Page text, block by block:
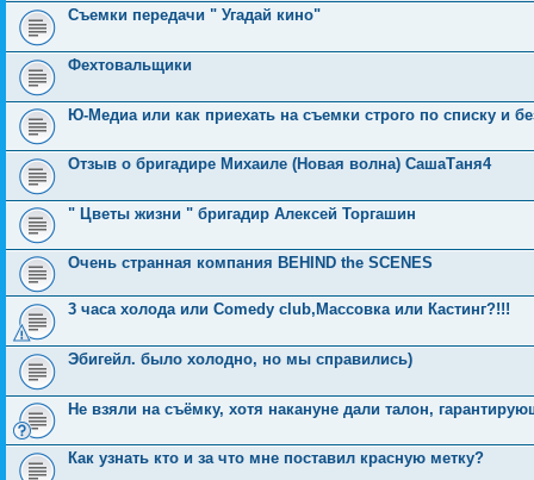
Съемки передачи " Угадай кино"
Фехтовальщики
Ю-Медиа или как приехать на съемки строго по списку и
Отзыв о бригадире Михаиле (Новая волна) СашаТаня4
" Цветы жизни " бригадир Алексей Торгашин
Очень странная компания BEHIND the SCENES
3 часа холода или Comedy club,Массовка или Кастинг?!!!
Эбигейл. было холодно, но мы справились)
Не взяли на съёмку, хотя накануне дали талон,
Как узнать кто и за что мне поставил красную метку?